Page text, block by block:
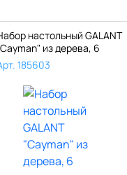
настольный GALANT
из дерева, 6
185603